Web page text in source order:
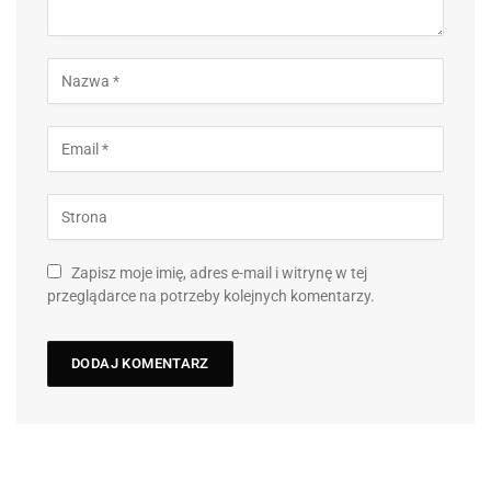
Zapisz moje imię, adres e-mail i witrynę w tej
przeglądarce na potrzeby kolejnych komentarzy.